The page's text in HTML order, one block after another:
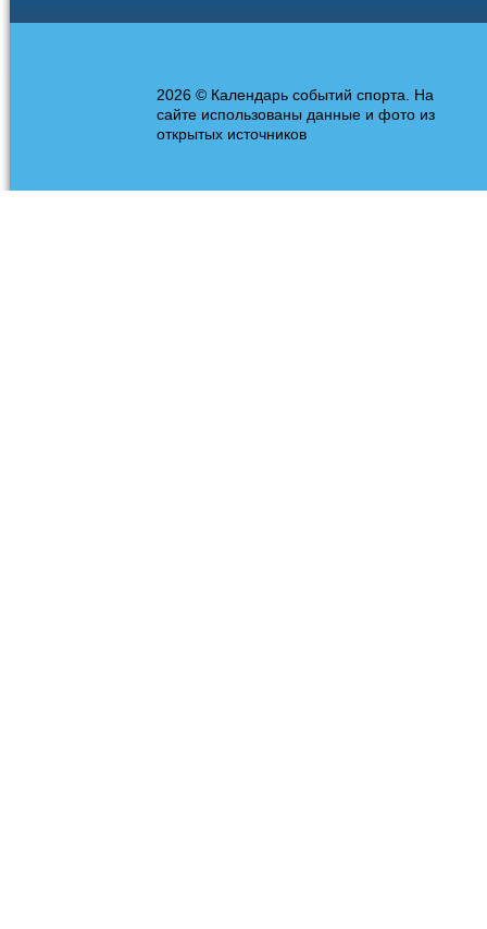
2026 © Календарь событий спорта. На
сайте использованы данные и фото из
открытых источников